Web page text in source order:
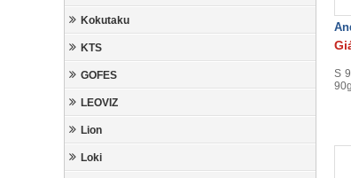
Kokutaku
KTS
GOFES
LEOVIZ
Lion
Loki
S
90g